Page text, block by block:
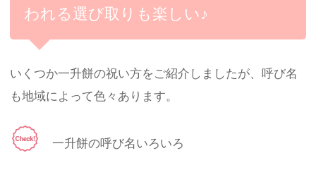
われる選び取りも楽しい♪
いくつか一升餅の祝い方をご紹介しましたが、呼び名
も地域によって色々あります。
一升餅の呼び名いろいろ